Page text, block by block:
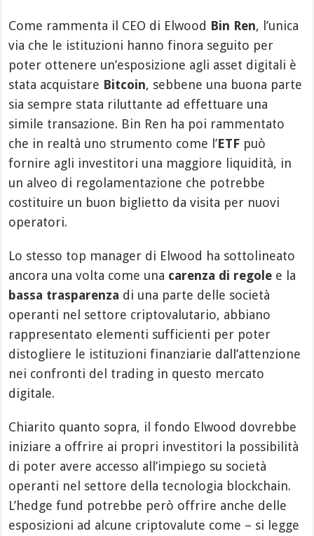
Come rammenta il CEO di Elwood Bin Ren, l’unica
via che le istituzioni hanno finora seguito per
poter ottenere un’esposizione agli asset digitali è
stata acquistare Bitcoin, sebbene una buona parte
sia sempre stata riluttante ad effettuare una
simile transazione. Bin Ren ha poi rammentato
che in realtà uno strumento come l’ETF può
fornire agli investitori una maggiore liquidità, in
un alveo di regolamentazione che potrebbe
costituire un buon biglietto da visita per nuovi
operatori.
Lo stesso top manager di Elwood ha sottolineato
ancora una volta come una carenza di regole e la
bassa trasparenza di una parte delle società
operanti nel settore criptovalutario, abbiano
rappresentato elementi sufficienti per poter
distogliere le istituzioni finanziarie dall’attenzione
nei confronti del trading in questo mercato
digitale.
Chiarito quanto sopra, il fondo Elwood dovrebbe
iniziare a offrire ai propri investitori la possibilità
di poter avere accesso all’impiego su società
operanti nel settore della tecnologia blockchain.
L’hedge fund potrebbe però offrire anche delle
esposizioni ad alcune criptovalute come – si legge